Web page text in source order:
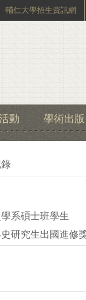
輔仁大學招生資訊網
動 學術出版
系碩士班學生
研究生出國進修